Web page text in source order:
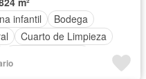
infantil
Bodega
Cuarto de Limpieza